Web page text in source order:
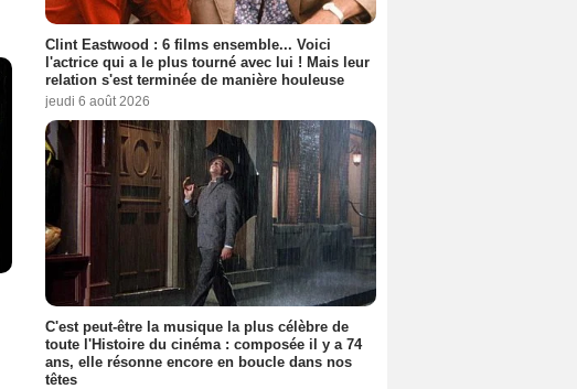
Clint Eastwood : 6 films ensemble... Voici
l'actrice qui a le plus tourné avec lui ! Mais leur
relation s'est terminée de manière houleuse
jeudi 6 août 2026
C'est peut-être la musique la plus célèbre de
toute l'Histoire du cinéma : composée il y a 74
ans, elle résonne encore en boucle dans nos
têtes